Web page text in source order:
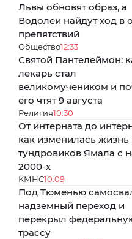
Львы обновят образ, а
Водолеи найдут ход в
препятствий
Общество12:33
Святой Пантелеймон:
лекарь стал
великомучеником и
его чтят 9 августа
Религия10:30
От интерната до
как изменилась жизнь
тундровиков Ямала с
2000-х
КМНС10:09
Под Тюменью
надземный переход и
перекрыл
трассу